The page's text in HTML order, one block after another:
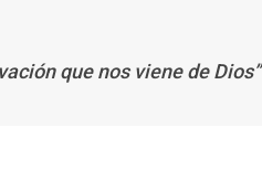
que nos viene de Dios”